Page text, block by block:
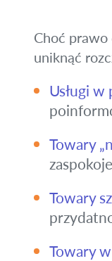
Choć
uniknąć
Usługi w
Towary
Towary
Towary